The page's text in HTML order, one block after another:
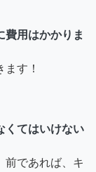
費用はかかりま
す！
くてはいけない
前であれば、キ